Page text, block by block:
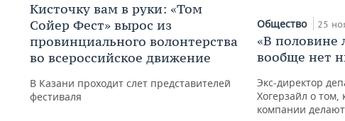
Кисточку вам в руки: «Том
Сойер Фест» вырос из
провинциального волонтерства
во всероссийское движение
В Казани проходит слет представителей
фестиваля
Общество 25
«В половине
вообще нет
Экс-директор
Хогерзайл о том,
компании